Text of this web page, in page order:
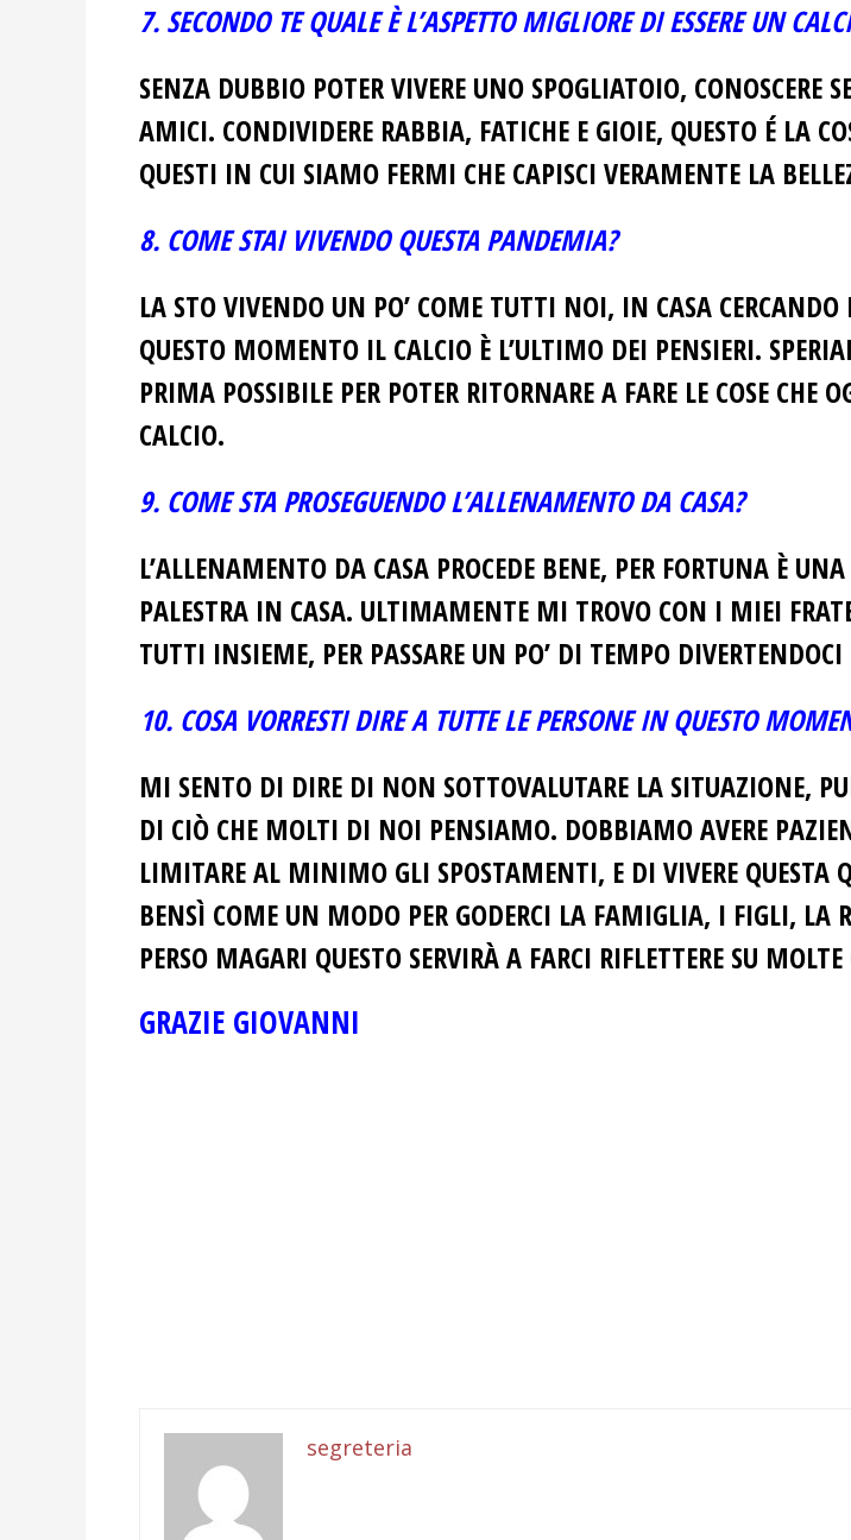
7. SECONDO TE QUALE È L’ASPETTO MIGLIORE DI ESSERE UN
SENZA DUBBIO POTER VIVERE UNO SPOGLIATOIO, CONOSCERE
AMICI. CONDIVIDERE RABBIA, FATICHE E GIOIE, QUESTO É LA
QUESTI IN CUI SIAMO FERMI CHE CAPISCI VERAMENTE LA
8. COME STAI VIVENDO QUESTA PANDEMIA?
LA STO VIVENDO UN PO’ COME TUTTI NOI, IN CASA
QUESTO MOMENTO IL CALCIO È L’ULTIMO DEI PENSIERI.
PRIMA POSSIBILE PER POTER RITORNARE A FARE LE COSE
CALCIO.
9. COME STA PROSEGUENDO L’ALLENAMENTO DA CASA?
L’ALLENAMENTO DA CASA PROCEDE BENE, PER FORTUNA È
PALESTRA IN CASA. ULTIMAMENTE MI TROVO CON I MIEI
TUTTI INSIEME, PER PASSARE UN PO’ DI TEMPO
10. COSA VORRESTI DIRE A TUTTE LE PERSONE IN QUESTO
MI SENTO DI DIRE DI NON SOTTOVALUTARE LA SITUAZIONE,
DI CIÒ CHE MOLTI DI NOI PENSIAMO. DOBBIAMO AVERE
LIMITARE AL MINIMO GLI SPOSTAMENTI, E DI VIVERE
BENSÌ COME UN MODO PER GODERCI LA FAMIGLIA, I FIGLI, LA
PERSO MAGARI QUESTO SERVIRÀ A FARCI RIFLETTERE SU MOLTE
GRAZIE GIOVANNI
segreteria